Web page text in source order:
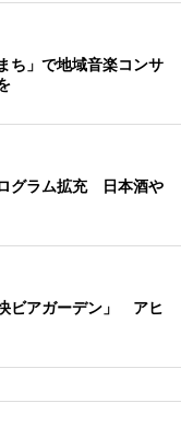
ち」で地域音楽コンサ
グラム拡充 日本酒や
ビアガーデン」 アヒ